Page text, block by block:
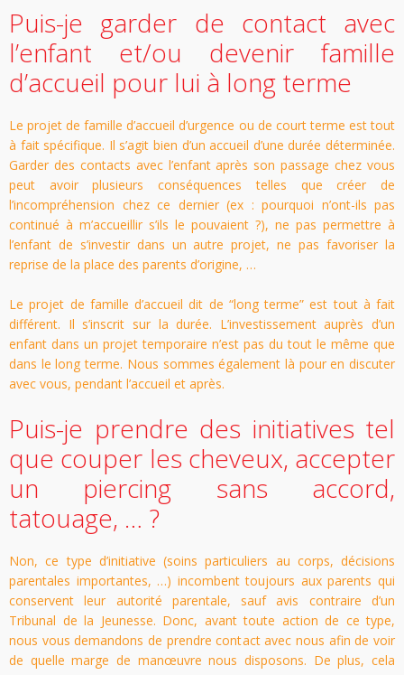
Puis-je garder de contact avec
l’enfant et/ou devenir famille
d’accueil pour lui à long terme
Le projet de famille d’accueil d’urgence ou de court terme est tout
à fait spécifique. Il s’agit bien d’un accueil d’une durée déterminée.
Garder des contacts avec l’enfant après son passage chez vous
peut avoir plusieurs conséquences telles que créer de
l’incompréhension chez ce dernier (ex : pourquoi n’ont-ils pas
continué à m’accueillir s’ils le pouvaient ?), ne pas permettre à
l’enfant de s’investir dans un autre projet, ne pas favoriser la
reprise de la place des parents d’origine, …
Le projet de famille d’accueil dit de “long terme” est tout à fait
différent. Il s’inscrit sur la durée. L’investissement auprès d’un
enfant dans un projet temporaire n’est pas du tout le même que
dans le long terme. Nous sommes également là pour en discuter
avec vous, pendant l’accueil et après.
Puis-je prendre des initiatives tel
que couper les cheveux, accepter
un piercing sans accord,
tatouage, … ?
Non, ce type d’initiative (soins particuliers au corps, décisions
parentales importantes, …) incombent toujours aux parents qui
conservent leur autorité parentale, sauf avis contraire d’un
Tribunal de la Jeunesse. Donc, avant toute action de ce type,
nous vous demandons de prendre contact avec nous afin de voir
de quelle marge de manœuvre nous disposons. De plus, cela